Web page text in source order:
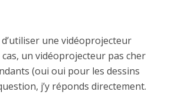
une vidéoprojecteur
un vidéoprojecteur pas cher
(oui oui pour les dessins
j’y réponds directement.